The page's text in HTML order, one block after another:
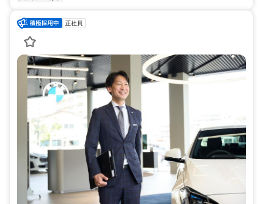
正社員